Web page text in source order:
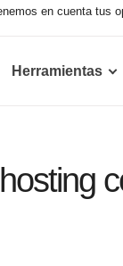
en cuenta
Herramientas